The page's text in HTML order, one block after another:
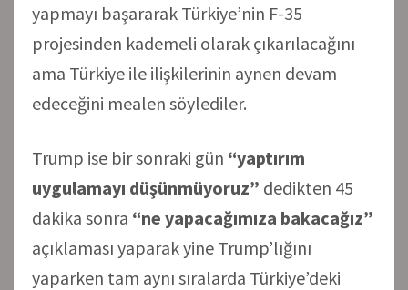
yapmayı başararak Türkiye’nin F-35
projesinden kademeli olarak çıkarılacağını
ama Türkiye ile ilişkilerinin aynen devam
edeceğini mealen söylediler.
Trump ise bir sonraki gün “yaptırım
uygulamayı düşünmüyoruz” dedikten 45
dakika sonra “ne yapacağımıza bakacağız”
açıklaması yaparak yine Trump’lığını
yaparken tam aynı sıralarda Türkiye’deki